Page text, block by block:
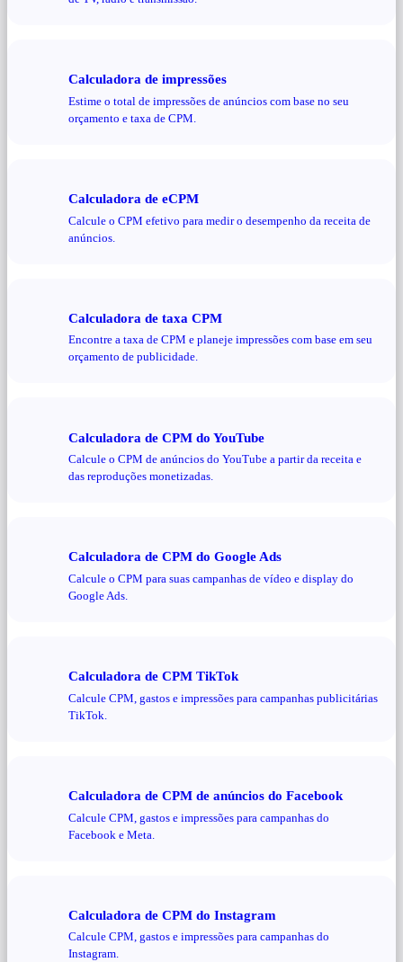
Calculadora de impressões
Estime o total de impressões de anúncios com base no seu
orçamento e taxa de CPM.
Calculadora de eCPM
Calcule o CPM efetivo para medir o desempenho da receita de
anúncios.
Calculadora de taxa CPM
Encontre a taxa de CPM e planeje impressões com base em seu
orçamento de publicidade.
Calculadora de CPM do YouTube
Calcule o CPM de anúncios do YouTube a partir da receita e
das reproduções monetizadas.
Calculadora de CPM do Google Ads
Calcule o CPM para suas campanhas de vídeo e display do
Google Ads.
Calculadora de CPM TikTok
Calcule CPM, gastos e impressões para campanhas publicitárias
TikTok.
Calculadora de CPM de anúncios do Facebook
Calcule CPM, gastos e impressões para campanhas do
Facebook e Meta.
Calculadora de CPM do Instagram
Calcule CPM, gastos e impressões para campanhas do
Instagram.